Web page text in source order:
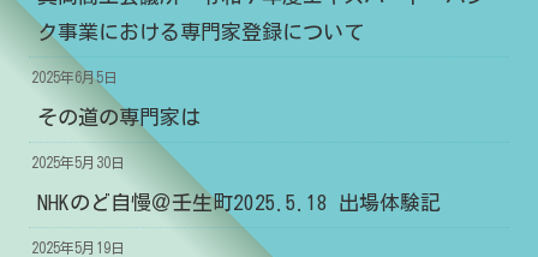
ク事業における専門家登録について
2025年6月5日
その道の専門家は
2025年5月30日
NHKのど自慢＠壬生町2025.5.18 出場体験記
2025年5月19日